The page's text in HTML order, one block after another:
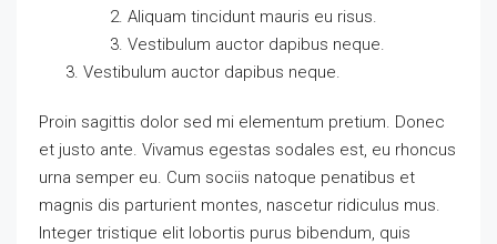
Aliquam tincidunt mauris eu risus.
Vestibulum auctor dapibus neque.
Vestibulum auctor dapibus neque.
Proin sagittis dolor sed mi elementum pretium. Donec
et justo ante. Vivamus egestas sodales est, eu rhoncus
urna semper eu. Cum sociis natoque penatibus et
magnis dis parturient montes, nascetur ridiculus mus.
Integer tristique elit lobortis purus bibendum, quis